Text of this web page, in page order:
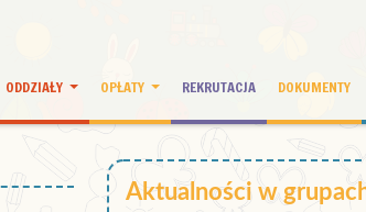
ODDZIAŁY OPŁATY REKRUTACJA DOKUMENTY
Aktualności w